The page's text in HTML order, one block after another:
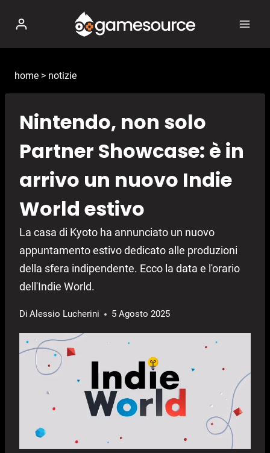
contenuto
home > notizie
Nintendo, non solo
Partner Showcase: è in
arrivo un nuovo Indie
World estivo
La casa di Kyoto ha annunciato un nuovo
appuntamento estivo dedicato alle produzioni
della sfera indipendente. Ecco la data e l'orario
dell'Indie World.
Di Alessio Lucherini 5 Agosto 2025